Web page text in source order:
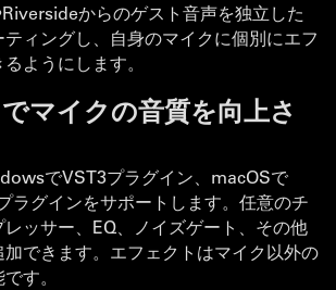
からのゲスト音声を独立した
ィングし、自身のマイクに個別にエフ
ようにします。
マイクの音質を向上さ
でVST3プラグイン、macOSで
グインをサポートします。任意のチ
ッサー、EQ、ノイズゲート、その他
できます。エフェクトはマイク以外の
す。